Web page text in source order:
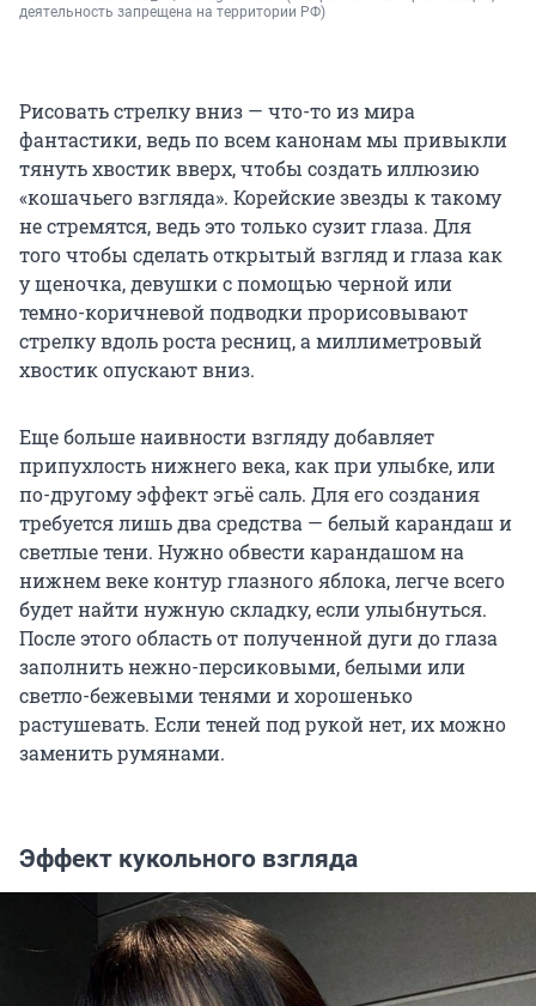
деятельность запрещена на территории РФ)
Рисовать стрелку вниз — что-то из мира
фантастики, ведь по всем канонам мы привыкли
тянуть хвостик вверх, чтобы создать иллюзию
«кошачьего взгляда». Корейские звезды к такому
не стремятся, ведь это только сузит глаза. Для
того чтобы сделать открытый взгляд и глаза как
у щеночка, девушки с помощью черной или
темно-коричневой подводки прорисовывают
стрелку вдоль роста ресниц, а миллиметровый
хвостик опускают вниз.
Еще больше наивности взгляду добавляет
припухлость нижнего века, как при улыбке, или
по-другому эффект эгьё саль. Для его создания
требуется лишь два средства — белый карандаш и
светлые тени. Нужно обвести карандашом на
нижнем веке контур глазного яблока, легче всего
будет найти нужную складку, если улыбнуться.
После этого область от полученной дуги до глаза
заполнить нежно-персиковыми, белыми или
светло-бежевыми тенями и хорошенько
растушевать. Если теней под рукой нет, их можно
заменить румянами.
Эффект кукольного взгляда